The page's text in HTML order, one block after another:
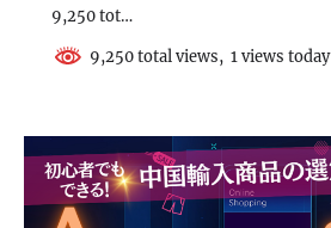
9,250 tot…
9,250 total views, 1 views today